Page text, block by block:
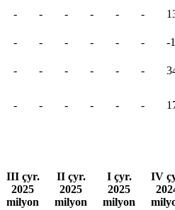
- - - - - -
- - - - - -
-
- - - - - -
- - - - - -
III çyr.
2025
milyon
II çyr.
2025
milyon
I çyr.
2025
milyon
IV